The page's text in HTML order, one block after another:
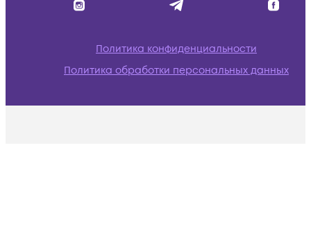
Политика конфиденциальности
Политика обработки персональных данных